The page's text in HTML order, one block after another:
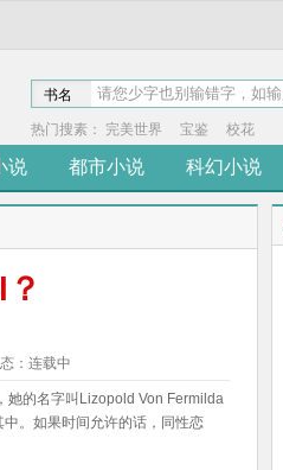
书名
热门搜素： 完美世界 宝鉴 校花
说 都市小说 科幻小说
： 连载中
她的名字叫Lizopold Von Fermilda
。如果时间允许的话，同性恋